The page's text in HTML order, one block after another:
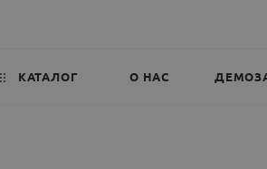
КАТАЛОГ О НАС